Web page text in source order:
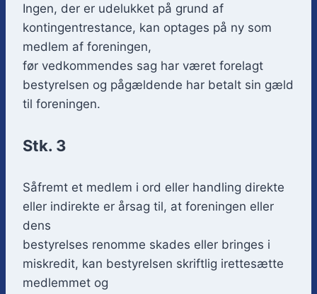
Ingen, der er udelukket på grund af
kontingentrestance, kan optages på ny som
medlem af foreningen,
før vedkommendes sag har været forelagt
bestyrelsen og pågældende har betalt sin gæld
til foreningen.
Stk. 3
Såfremt et medlem i ord eller handling direkte
eller indirekte er årsag til, at foreningen eller
dens
bestyrelses renomme skades eller bringes i
miskredit, kan bestyrelsen skriftlig irettesætte
medlemmet og